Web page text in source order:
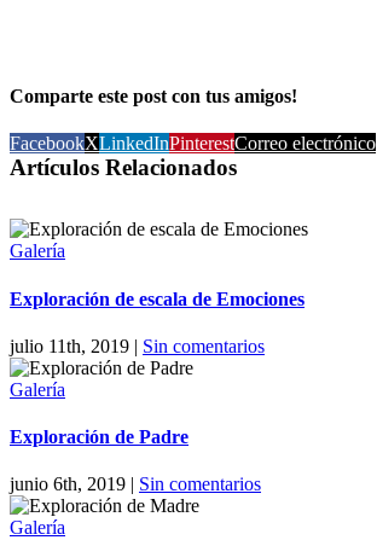
Comparte este post con tus amigos!
FacebookXLinkedInPinterestCorreo electrónico
Artículos Relacionados
Galería
Exploración de escala de Emociones
julio 11th, 2019 | Sin comentarios
Galería
Exploración de Padre
junio 6th, 2019 | Sin comentarios
Galería